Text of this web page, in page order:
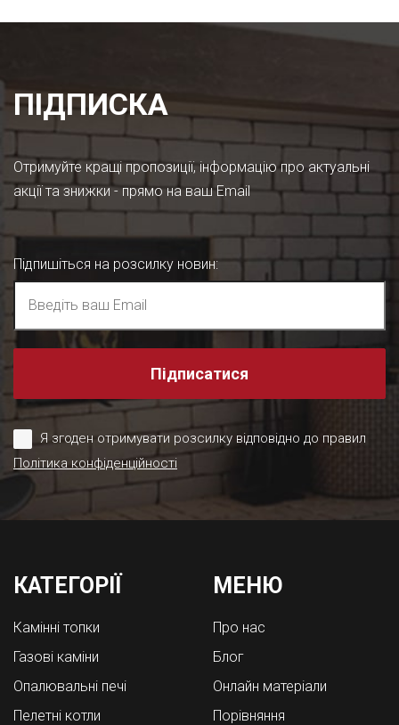
ПІДПИСКА
Отримуйте кращі пропозиції, інформацію про актуальні
акції та знижки - прямо на ваш Email
Підпишіться на розсилку новин:
Підписатися
Я згоден отримувати розсилку відповідно до правил
Політика конфіденційності
КАТЕГОРІЇ
Камінні топки
Газові каміни
Опалювальні печі
Пелетні котли
МЕНЮ
Про нас
Блог
Онлайн матеріали
Порівняння